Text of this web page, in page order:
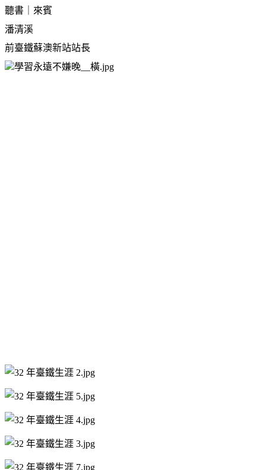
聽書｜來賓
潘清溪
前臺鐵蘇澳新站站長